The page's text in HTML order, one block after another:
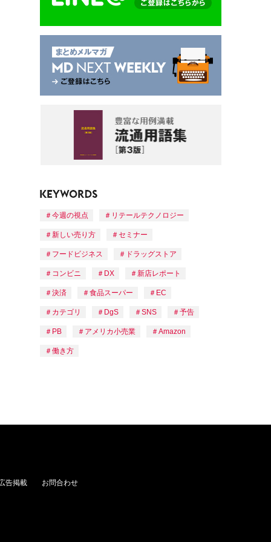
今週の視点 リテールテクノロジー
新しい売り方 セミナー
フードビジネス ドラッグストア
コンビニ DX 新店レポート
決済 食品スーパー EC
カテゴリ DgS SNS 予告
PB アメリカ小売業 Amazon
働き方
告掲載 お問合わせ